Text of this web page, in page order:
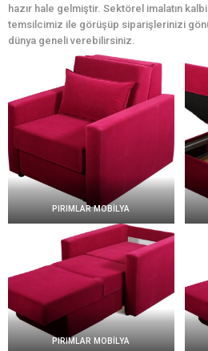
hazır hale gelmiştir. Sektörel imalatın
temsilcimiz ile görüşüp siparişlerinizi
dünya geneli verebilirsiniz.
PIRIMLAR MOBİLYA
PIRIMLAR MOBİLYA